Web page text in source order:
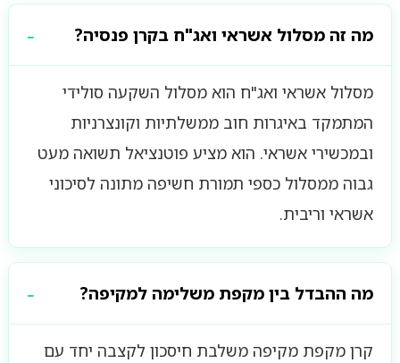
מה זה מסלול אשראי ואג"ח בקרן פנסיה?
מסלול אשראי ואג"ח הוא מסלול השקעה סולידי
המתמקד באיגרות חוב ממשלתיות וקונצרניות
ובמכשירי אשראי. הוא מציע פוטנציאל תשואה מעט
גבוה ממסלול כספי תמורת חשיפה מתונה לסיכוני
אשראי וריבית.
מה ההבדל בין מקפת משלימה למקיפה?
קרן מקפת מקיפה משלבת חיסכון לקצבה יחד עם